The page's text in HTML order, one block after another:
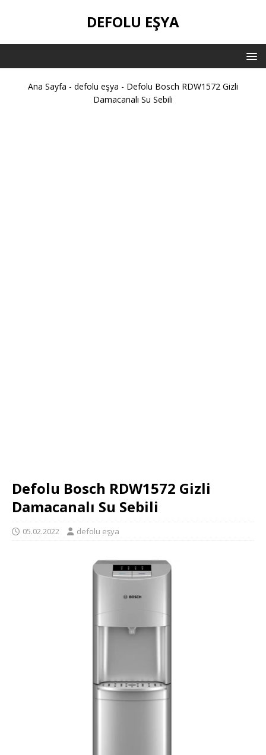
DEFOLU EŞYA
Ana Sayfa - defolu eşya - Defolu Bosch RDW1572 Gizli
Damacanalı Su Sebili
Defolu Bosch RDW1572 Gizli
Damacanalı Su Sebili
05.02.2022 defolu eşya